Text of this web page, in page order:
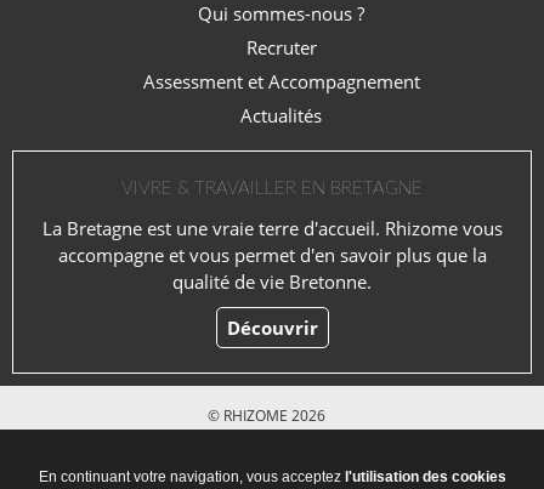
Qui sommes-nous ?
Recruter
Assessment et Accompagnement
Actualités
VIVRE & TRAVAILLER EN BRETAGNE
La Bretagne est une vraie terre d'accueil. Rhizome vous
accompagne et vous permet d'en savoir plus que la
qualité de vie Bretonne.
Découvrir
© RHIZOME 2026
Mentions légales
En continuant votre navigation, vous acceptez l'utilisation des cookies